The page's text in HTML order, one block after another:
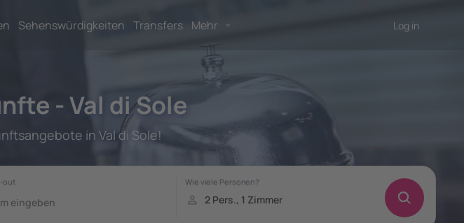
Sehenswürdigkeiten Transfers Mehr Log in
- Val di Sole
in Val di Sole!